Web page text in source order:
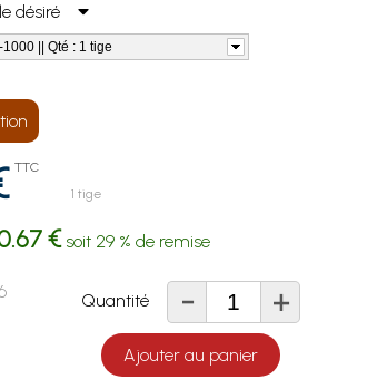
désiré
|| Qté : 1 tige
TTC
1 tige
€soit 29 % de remise
Quantité - +
Ajouter au panier